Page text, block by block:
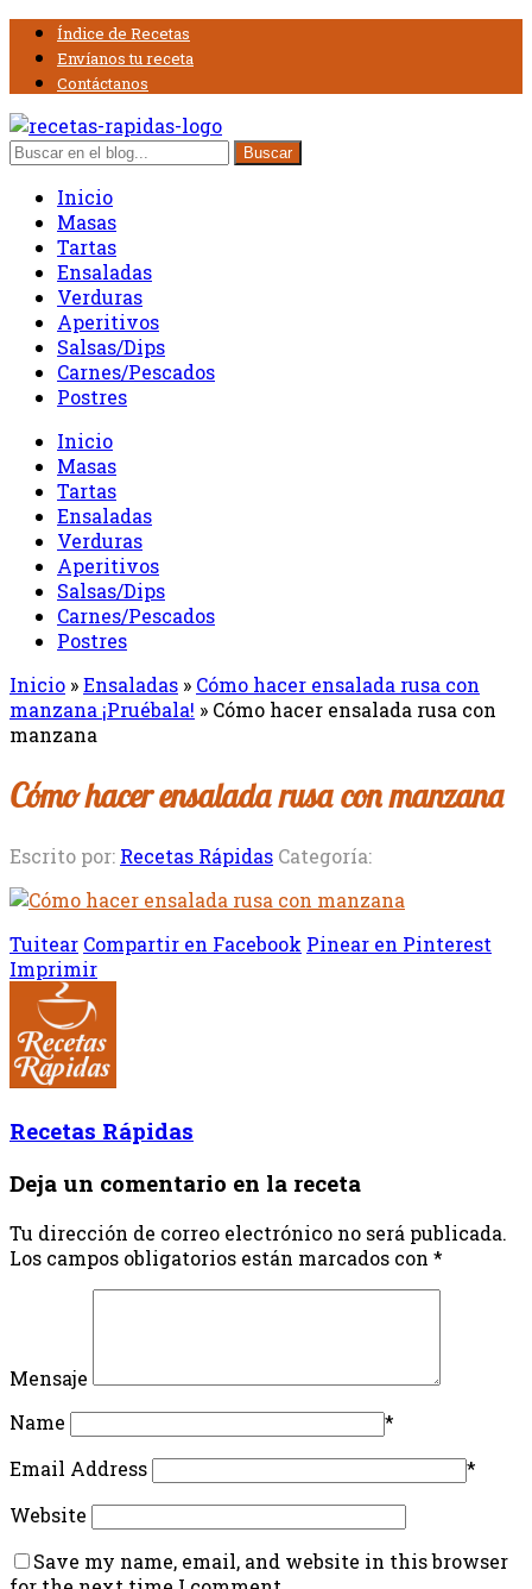
Índice de Recetas
Envíanos tu receta
Contáctanos
Inicio
Masas
Tartas
Ensaladas
Verduras
Aperitivos
Salsas/Dips
Carnes/Pescados
Postres
Inicio
Masas
Tartas
Ensaladas
Verduras
Aperitivos
Salsas/Dips
Carnes/Pescados
Postres
Inicio »Ensaladas » Cómo hacer ensalada rusa con
manzana ¡Pruébala! » Cómo hacer ensalada rusa con
manzana
Cómo hacer ensalada rusa con manzana
Escrito por: Recetas Rápidas Categoría:
Tuitear Compartir en Facebook Pinear en Pinterest
Imprimir
Recetas Rápidas
Deja un comentario en la receta
Tu dirección de correo electrónico no será publicada.
Los campos obligatorios están marcados con *
Mensaje
Name
*
Email Address
*
Website
Save my name, email, and website in this browser